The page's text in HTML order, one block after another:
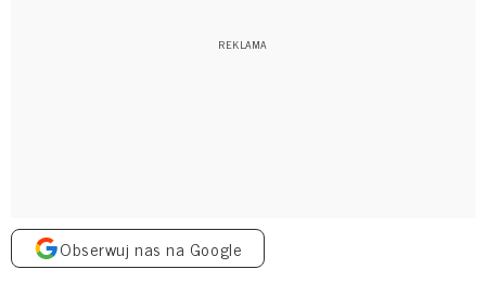
Obserwuj nas na Google